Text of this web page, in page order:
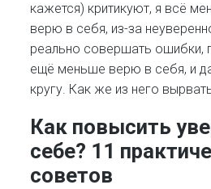
кажется) критикуют, я всё
верю в себя, из-за
реально совершать ошибки,
ещё меньше верю в себя, и
кругу. Как же из него
Как повысить
себе? 11
советов